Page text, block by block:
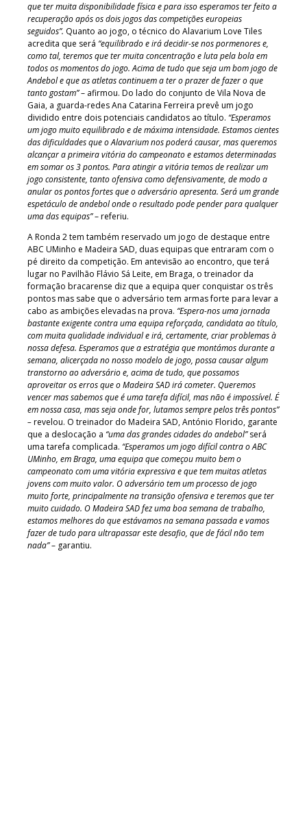
que ter muita disponibilidade física e para isso esperamos ter feito a
recuperação após os dois jogos das competições europeias
seguidos”. Quanto ao jogo, o técnico do Alavarium Love Tiles
acredita que será “equilibrado e irá decidir-se nos pormenores e,
como tal, teremos que ter muita concentração e luta pela bola em
todos os momentos do jogo. Acima de tudo que seja um bom jogo de
Andebol e que as atletas continuem a ter o prazer de fazer o que
tanto gostam”– afirmou. Do lado do conjunto de Vila Nova de
Gaia, a guarda-redes Ana Catarina Ferreira prevê um jogo
dividido entre dois potenciais candidatos ao título. “Esperamos
um jogo muito equilibrado e de máxima intensidade. Estamos cientes
das dificuldades que o Alavarium nos poderá causar, mas queremos
alcançar a primeira vitória do campeonato e estamos determinadas
em somar os 3 pontos. Para atingir a vitória temos de realizar um
jogo consistente, tanto ofensiva como defensivamente, de modo a
anular os pontos fortes que o adversário apresenta. Será um grande
espetáculo de andebol onde o resultado pode pender para qualquer
uma das equipas”– referiu.
A Ronda 2 tem também reservado um jogo de destaque entre
ABC UMinho e Madeira SAD, duas equipas que entraram com o
pé direito da competição. Em antevisão ao encontro, que terá
lugar no Pavilhão Flávio Sá Leite, em Braga, o treinador da
formação bracarense diz que a equipa quer conquistar os três
pontos mas sabe que o adversário tem armas forte para levar a
cabo as ambições elevadas na prova. “Espera-nos uma jornada
bastante exigente contra uma equipa reforçada, candidata ao título,
com muita qualidade individual e irá, certamente, criar problemas à
nossa defesa. Esperamos que a estratégia que montámos durante a
semana, alicerçada no nosso modelo de jogo, possa causar algum
transtorno ao adversário e, acima de tudo, que possamos
aproveitar os erros que o Madeira SAD irá cometer. Queremos
vencer mas sabemos que é uma tarefa difícil, mas não é impossível. É
em nossa casa, mas seja onde for, lutamos sempre pelos três pontos”
–revelou. O treinador do Madeira SAD, António Florido, garante
que a deslocação a “uma das grandes cidades do andebol”será
uma tarefa complicada. “Esperamos um jogo difícil contra o ABC
UMinho, em Braga, uma equipa que começou muito bem o
campeonato com uma vitória expressiva e que tem muitas atletas
jovens com muito valor. O adversário tem um processo de jogo
muito forte, principalmente na transição ofensiva e teremos que ter
muito cuidado. O Madeira SAD fez uma boa semana de trabalho,
estamos melhores do que estávamos na semana passada e vamos
fazer de tudo para ultrapassar este desafio, que de fácil não tem
nada”– garantiu.